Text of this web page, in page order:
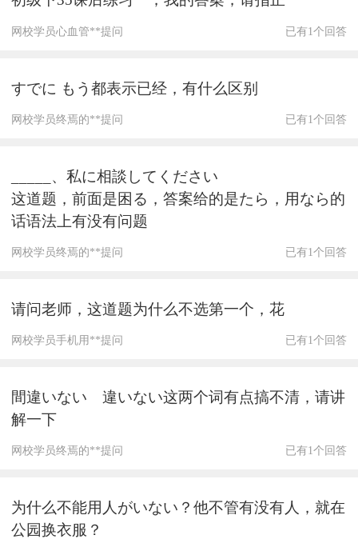
网校学员心血管**提问 已有1个回答
すでに もう都表示已经，有什么区别
网校学员终焉的**提问 已有1个回答
_____、私に相談してください
这道题，前面是困る，答案给的是たら，用なら的
话语法上有没有问题
网校学员终焉的**提问 已有1个回答
请问老师，这道题为什么不选第一个，花
网校学员手机用**提问 已有1个回答
間違いない 違いない这两个词有点搞不清，请讲
解一下
网校学员终焉的**提问 已有1个回答
为什么不能用人がいない？他不管有没有人，就在
公园换衣服？